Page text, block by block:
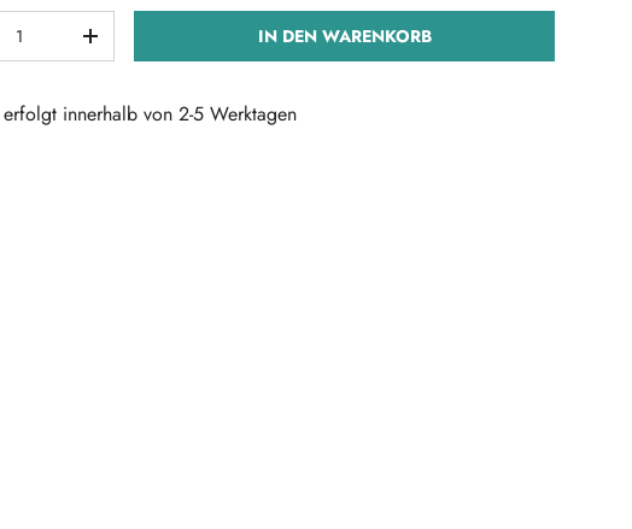
VERRINGERNMENGE ERHÖHEN IN DEN WARENKORB
innerhalb von 2-5 Werktagen